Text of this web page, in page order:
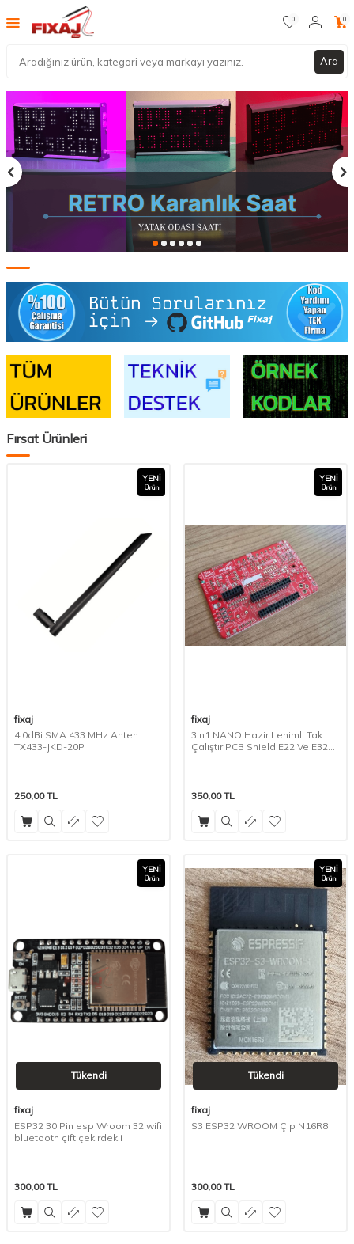
Ara
0 0
Fırsat Ürünleri
YENI
Ürün
fixaj
4.0dBi SMA 433 MHz Anten
TX433-JKD-20P
250,00TL
YENI
Ürün
fixaj
3in1 NANO Hazir Lehimli Tak
Çalıştır PCB Shield E22 Ve E32
350,00TL
YENI
Ürün
Tükendi
fixaj
ESP32 30 Pin esp Wroom 32 wifi
bluetooth çift çekirdekli
300,00TL
YENI
Ürün
Tükendi
fixaj
S3 ESP32 WROOM Çip N16R8
300,00TL